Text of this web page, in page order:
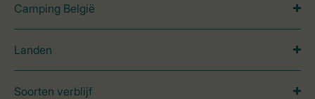
Camping België
Landen
Soorten verblijf